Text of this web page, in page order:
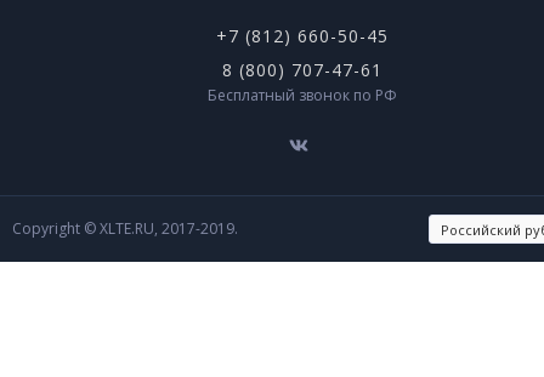
+7 (812) 660-50-45
8 (800) 707-47-61
Бесплатный звонок по РФ
Copyright © XLTE.RU, 2017-2019.